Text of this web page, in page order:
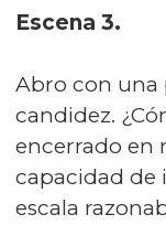
Escena 3.
Abro con una
candidez.
encerrado en
capacidad de
escala